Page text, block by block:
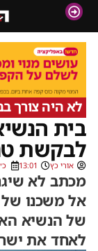
לא היה צורך
בית
לבקשת
אורי כץ 13:01
מכתב לא
אל משכנו של
של הנשיא
לאחד את